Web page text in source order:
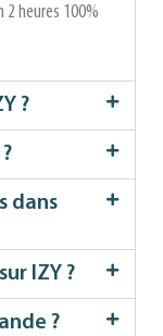
heures 100%
?
dans
IZY ?
?